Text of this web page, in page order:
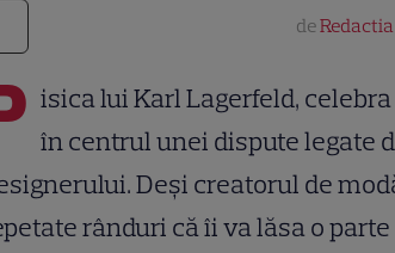
de
isica lui Karl Lagerfeld,
în centrul unei dispute legate
Deși creatorul de
rânduri că îi va lăsa o